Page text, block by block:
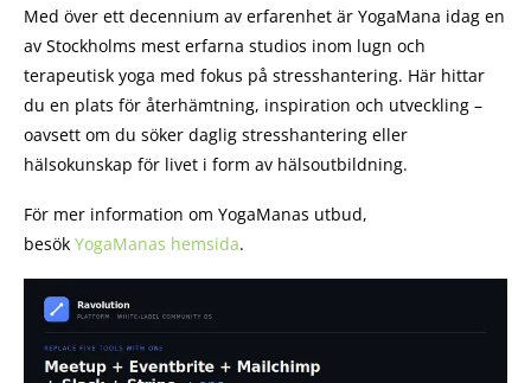
Med över ett decennium av erfarenhet är YogaMana idag en
av Stockholms mest erfarna studios inom lugn och
terapeutisk yoga med fokus på stresshantering. Här hittar
du en plats för återhämtning, inspiration och utveckling –
oavsett om du söker daglig stresshantering eller
hälsokunskap för livet i form av hälsoutbildning.
För mer information om YogaManas utbud,
besök YogaManas hemsida.